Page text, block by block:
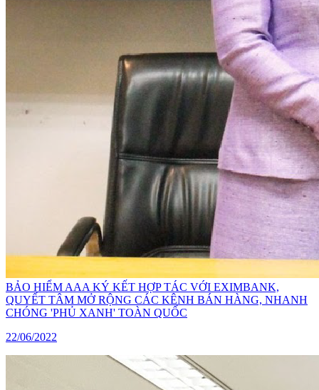
BẢO HIỂM AAA KÝ KẾT HỢP TÁC VỚI EXIMBANK,
QUYẾT TÂM MỞ RỘNG CÁC KÊNH BÁN HÀNG, NHANH
CHÓNG 'PHỦ XANH' TOÀN QUỐC
22/06/2022